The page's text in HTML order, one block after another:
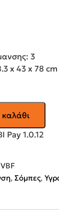
3
x 43 x 78 cm
VBF
, Σόμπες,